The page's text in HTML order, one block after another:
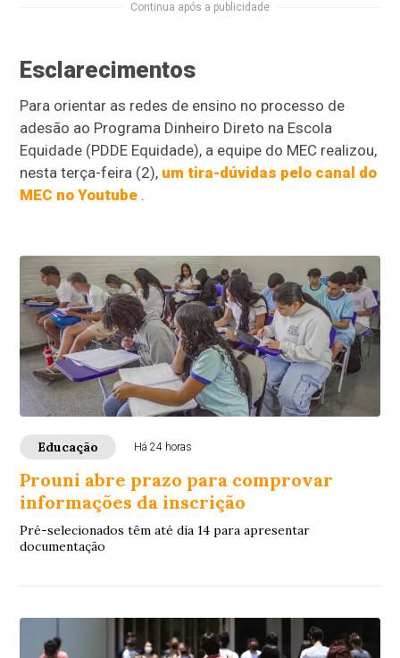
Continua após a publicidade
Esclarecimentos
Para orientar as redes de ensino no processo de
adesão ao Programa Dinheiro Direto na Escola
Equidade (PDDE Equidade), a equipe do MEC realizou,
nesta terça-feira (2), um tira-dúvidas pelo canal do
MEC no Youtube .
Educação Há 24 horas
Prouni abre prazo para comprovar
informações da inscrição
Pré-selecionados têm até dia 14 para apresentar
documentação